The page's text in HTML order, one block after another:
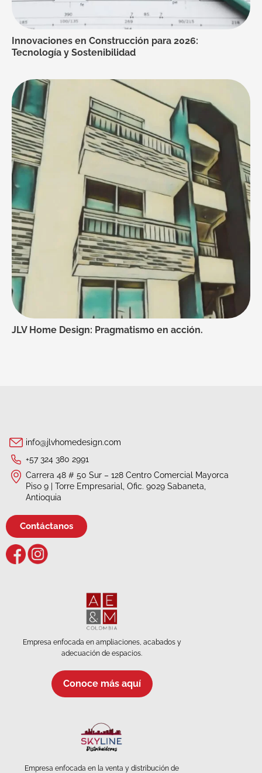
Innovaciones en Construcción para 2026:
Tecnología y Sostenibilidad
JLV Home Design: Pragmatismo en acción.
info@jlvhomedesign.com
+57 324 380 2991
Carrera 48 # 50 Sur – 128 Centro Comercial Mayorca
Piso 9 | Torre Empresarial, Ofic. 9029 Sabaneta,
Antioquia
Contáctanos
Empresa enfocada en ampliaciones, acabados y
adecuación de espacios.
Conoce más aquí
Empresa enfocada en la venta y distribución de